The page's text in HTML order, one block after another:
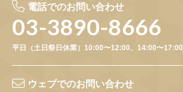
電話でのお問い合わせ
03-3890-8666
平日（土日祭日休業）10:00〜12:00、14:00〜17:00
ウェブでのお問い合わせ